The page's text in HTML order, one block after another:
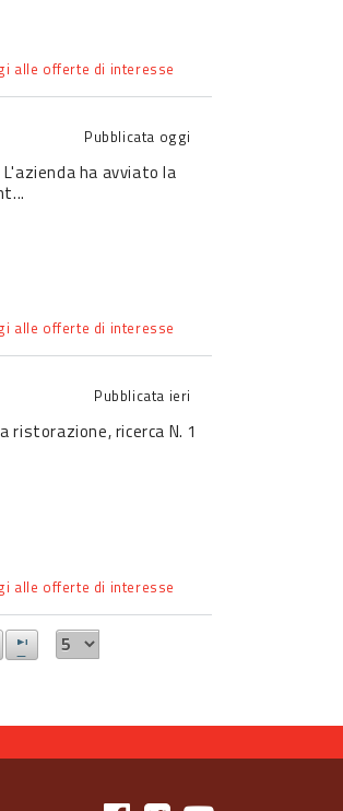
alle offerte di interesse
Pubblicata oggi
L'azienda ha avviato la
alle offerte di interesse
Pubblicata ieri
ristorazione, ricerca N. 1
alle offerte di interesse